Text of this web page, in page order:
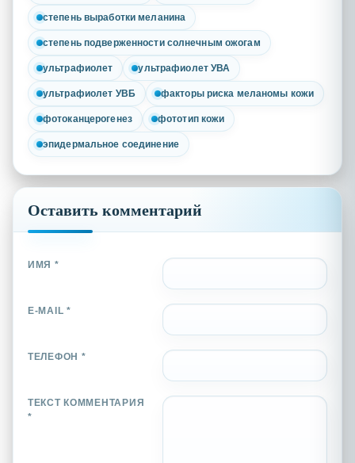
степень выработки меланина
степень подверженности солнечным ожогам
ультрафиолет ультрафиолет УВА
ультрафиолет УВБ факторы риска меланомы кожи
фотоканцерогенез фототип кожи
эпидермальное соединение
Оставить комментарий
ИМЯ *
E-MAIL *
ТЕЛЕФОН *
ТЕКСТ КОММЕНТАРИЯ
*